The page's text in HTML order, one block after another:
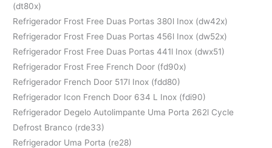
(dt80x)
Refrigerador Frost Free Duas Portas 380l Inox (dw42x)
Refrigerador Frost Free Duas Portas 456l Inox (dw52x)
Refrigerador Frost Free Duas Portas 441l Inox (dwx51)
Refrigerador Frost Free French Door (fd90x)
Refrigerador French Door 517l Inox (fdd80)
Refrigerador Icon French Door 634 L Inox (fdi90)
Refrigerador Degelo Autolimpante Uma Porta 262l Cycle
Defrost Branco (rde33)
Refrigerador Uma Porta (re28)